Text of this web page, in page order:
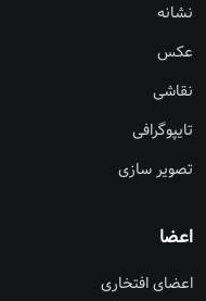
نشانه
عکس
نقاشی
تایپوگرافی
تصویر سازی
اعضا
اعضای افتخاری